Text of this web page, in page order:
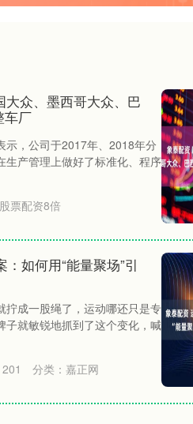
众、墨西哥大众、巴
车厂
示，公司于2017年、2018年分
生产管理上做好了标准化、程序
股票配资8倍
如何用“能量聚场”引
拧成一股绳了，运动哪还只是专
子就敏锐地抓到了这个变化，喊
201 分类： 嘉正网